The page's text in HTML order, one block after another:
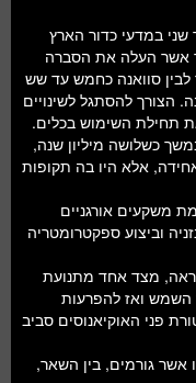
שני במדעי כדור הארץ
אשר העלה את הסברה
סוואנה כחמש עד שש
קצרה של 200 אלף שנה. הצורך להסתגל לשינויים
תחילת השימוש בכלים.
כשלושה מיליון שנה,
אלא היו בה תקופות
משקעים אורגניים
וביצוע ספקטרומטריה
מצד אחד מתנועת
השמש ואז להפרעות
פני האוקיאנוסים סביב
אשר גורמים, בין השאר,